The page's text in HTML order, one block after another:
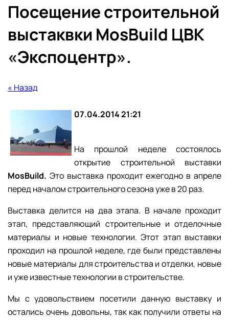
Посещение строительной
выстаквки MosBuild ЦВК
«Экспоцентр».
« Назад
07.04.2014 21:21
На прошлой неделе состоялось
открытие строительной выставки
MosBuild. Это выставка проходит ежегодно в апреле
перед началом строительного сезона уже в 20 раз.
Выставка делится на два этапа. В начале проходит
этап, представляющий строительные и отделочные
материалы и новые технологии. Этот этап выставки
проходил на прошлой неделе, где были представлены
новые материалы для строительства и отделки, новые
и уже известные технологии в строительстве.
Мы с удовольствием посетили данную выставку и
остались очень довольны, так как получили ответы на